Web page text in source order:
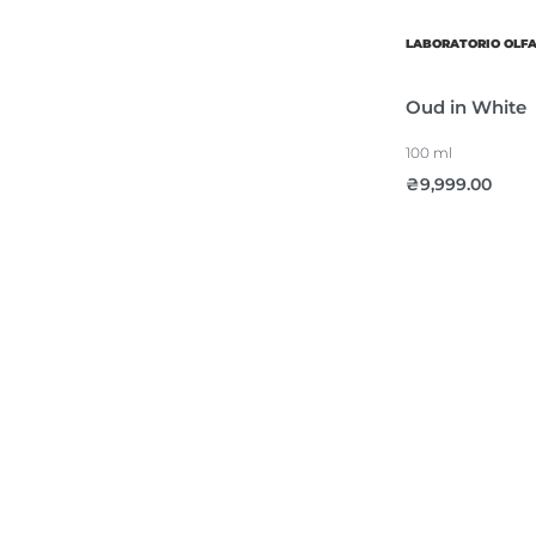
LABORATORIO
Oud in White
100 ml
₴9,999.00